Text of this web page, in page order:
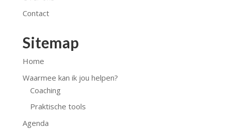
Contact
Sitemap
Home
Waarmee kan ik jou helpen?
Coaching
Praktische tools
Agenda